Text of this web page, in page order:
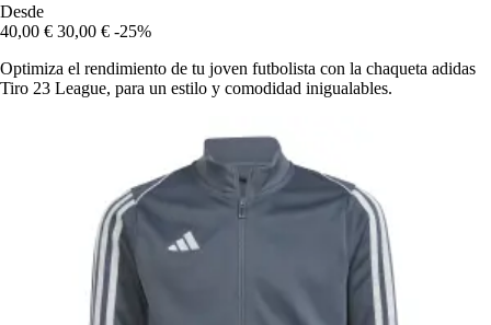
Desde
40,00 € 30,00 € -25%
Optimiza el rendimiento de tu joven futbolista con la chaqueta adidas
Tiro 23 League, para un estilo y comodidad inigualables.